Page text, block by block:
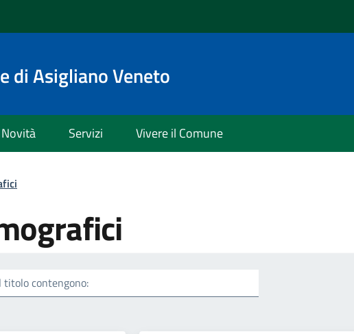
di Asigliano Veneto
Novità Servizi Vivere il Comune
titolo contengono: